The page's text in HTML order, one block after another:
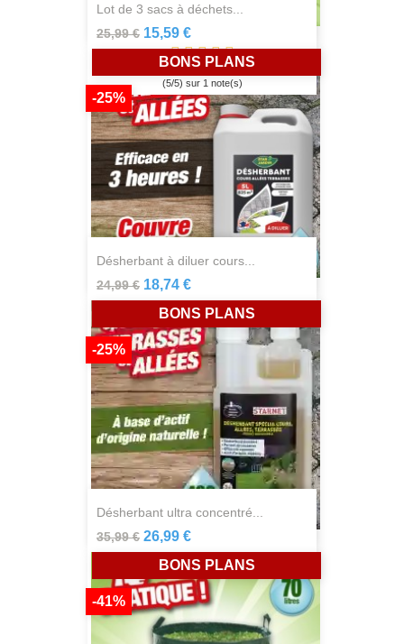
lot de 3 sacs à déchets...
25,99 € 15,59 €
(5/5) sur 1 note(s)
désherbant à diluer cours...
24,99 €
-25%
18,74 €
BONS PLANS
désherbant ultra concentré...
35,99 €
-25%
26,99 €
BONS PLANS
-41%
BONS PLANS